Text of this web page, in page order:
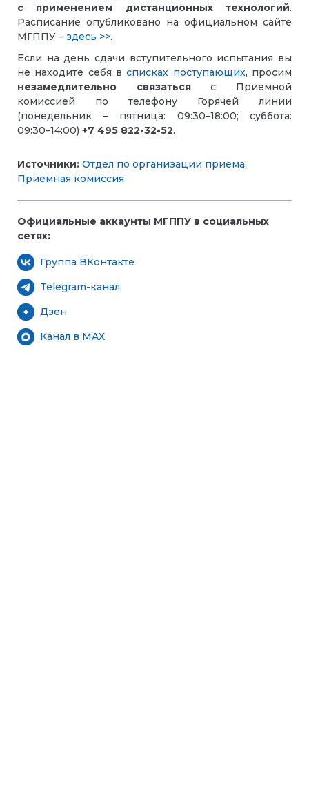
с применением дистанционных технологий.
Расписание опубликовано на официальном сайте
МГППУ – здесь >>.
Если на день сдачи вступительного испытания вы
не находите себя всписках поступающих, просим
незамедлительно связатьсяс Приемной
комиссией по телефону Горячей линии
(понедельник – пятница: 09:30–18:00; суббота:
09:30–14:00) +7 495 822-32-52.
Источники: Отдел по организации приема,
Приемная комиссия
Официальные аккаунты МГППУ в социальных
сетях:
Группа ВКонтакте
Telegram-канал
Дзен
Канал в MAX